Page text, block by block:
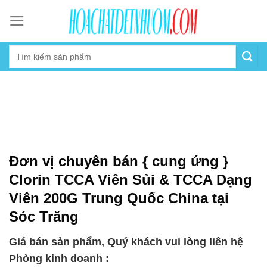
content
Đơn vị chuyên bán { cung ứng }
Clorin TCCA Viên Sủi & TCCA Dạng
Viên 200G Trung Quốc China tại
Sóc Trăng
Giá bán sản phẩm, Quý khách vui lòng liên hệ
Phòng kinh doanh :